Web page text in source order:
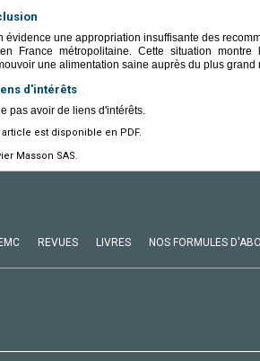
évidence une appropriation insuffisante des
France métropolitaine. Cette situation
une alimentation saine auprès du plus grand
d'intérêts
pas avoir de liens d'intérêts.
est disponible en PDF.
Masson SAS.
REVUES LIVRES NOS FORMULES